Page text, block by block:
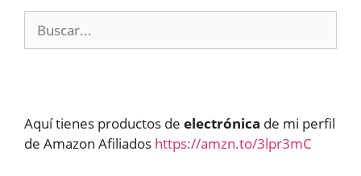
Aquí tienes productos de electrónica de mi perfil
de Amazon Afiliados https://amzn.to/3lpr3mC